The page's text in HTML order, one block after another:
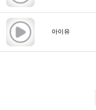
아이유